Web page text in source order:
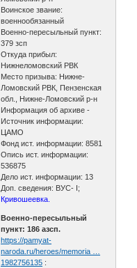
Воинское звание:
военнообязанный
Военно-пересыльный пункт:
379 зсп
Откуда прибыл:
Нижнеломовский РВК
Место призыва: Нижне-
Ломовский РВК, Пензенская
обл., Нижне-Ломовский р-н
Информация об архиве -
Источник информации:
ЦАМО
Фонд ист. информации: 8581
Опись ист. информации:
536875
Дело ист. информации: 13
Доп. сведения: ВУС- I;
Кривошеевка.
Военно-пересыльный
пункт: 186 азсп.
https://pamyat-
naroda.ru/heroes/memoria …
1982756135 :